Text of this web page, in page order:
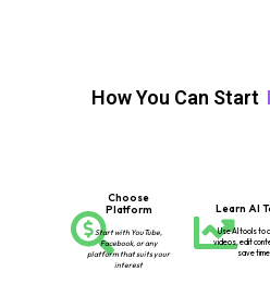
How You Can Start
Choose
Platform
Start with YouTube,
Facebook, or any
platform that suits your
interest
Learn AI
Use AI tools to
videos, edit
save time